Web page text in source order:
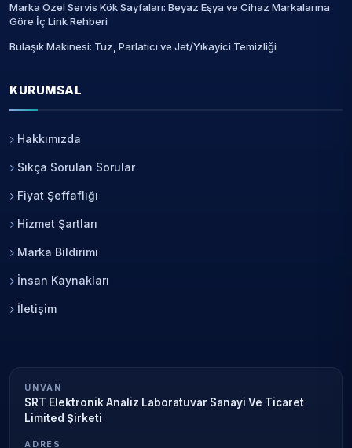
Marka Özel Servis Kök Sayfaları: Beyaz Eşya ve Cihaz Markalarına
Göre İç Link Rehberi
Bulaşık Makinesi: Tuz, Parlatıcı ve Jet/Yıkayici Temizliği
KURUMSAL
Hakkımızda
Sıkça Sorulan Sorular
Fiyat Şeffaflığı
Hizmet Şartları
Marka Bildirimi
İnsan Kaynakları
İletişim
UNVAN
SRT Elektronik Analiz Laboratuvar Sanayi Ve Ticaret
Limited Şirketi
ADRES